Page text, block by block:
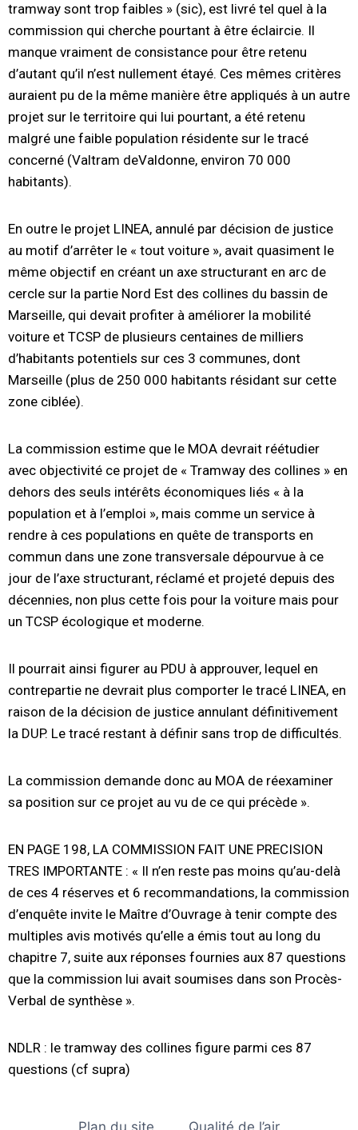
tramway sont trop faibles » (sic), est livré tel quel à la
commission qui cherche pourtant à être éclaircie. Il
manque vraiment de consistance pour être retenu
d’autant qu’il n’est nullement étayé. Ces mêmes critères
auraient pu de la même manière être appliqués à un autre
projet sur le territoire qui lui pourtant, a été retenu
malgré une faible population résidente sur le tracé
concerné (Valtram deValdonne, environ 70 000
habitants).
En outre le projet LINEA, annulé par décision de justice
au motif d’arrêter le « tout voiture », avait quasiment le
même objectif en créant un axe structurant en arc de
cercle sur la partie Nord Est des collines du bassin de
Marseille, qui devait profiter à améliorer la mobilité
voiture et TCSP de plusieurs centaines de milliers
d’habitants potentiels sur ces 3 communes, dont
Marseille (plus de 250 000 habitants résidant sur cette
zone ciblée).
La commission estime que le MOA devrait réétudier
avec objectivité ce projet de « Tramway des collines » en
dehors des seuls intérêts économiques liés « à la
population et à l’emploi », mais comme un service à
rendre à ces populations en quête de transports en
commun dans une zone transversale dépourvue à ce
jour de l’axe structurant, réclamé et projeté depuis des
décennies, non plus cette fois pour la voiture mais pour
un TCSP écologique et moderne.
Il pourrait ainsi figurer au PDU à approuver, lequel en
contrepartie ne devrait plus comporter le tracé LINEA, en
raison de la décision de justice annulant définitivement
la DUP. Le tracé restant à définir sans trop de difficultés.
La commission demande donc au MOA de réexaminer
sa position sur ce projet au vu de ce qui précède ».
EN PAGE 198, LA COMMISSION FAIT UNE PRECISION
TRES IMPORTANTE : « Il n’en reste pas moins qu’au-delà
de ces 4 réserves et 6 recommandations, la commission
d’enquête invite le Maître d’Ouvrage à tenir compte des
multiples avis motivés qu’elle a émis tout au long du
chapitre 7, suite aux réponses fournies aux 87 questions
que la commission lui avait soumises dans son Procès-
Verbal de synthèse ».
NDLR : le tramway des collines figure parmi ces 87
questions (cf supra)